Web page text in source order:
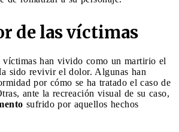
de las víctimas
víctimas han vivido como un martirio el
sido revivir el dolor. Algunas han
por cómo se ha tratado el caso de
ante la recreación visual de su caso,
sufrido por aquellos hechos